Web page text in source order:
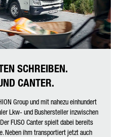
SCHREIBEN.
CANTER.
Group und mit nahezu einhundert
Lkw- und Bushersteller inzwischen
FUSO Canter spielt dabei bereits
Neben ihm transportiert jetzt auch